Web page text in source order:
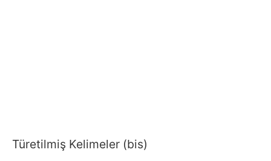
Türetilmiş Kelimeler (bis)